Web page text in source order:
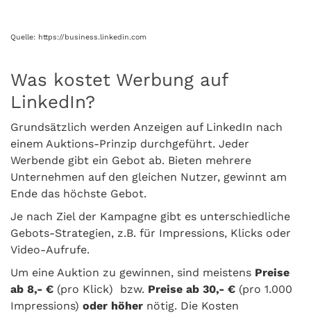
Quelle: https://business.linkedin.com
Was kostet Werbung auf
LinkedIn?
Grundsätzlich werden Anzeigen auf LinkedIn nach
einem Auktions-Prinzip durchgeführt. Jeder
Werbende gibt ein Gebot ab. Bieten mehrere
Unternehmen auf den gleichen Nutzer, gewinnt am
Ende das höchste Gebot.
Je nach Ziel der Kampagne gibt es unterschiedliche
Gebots-Strategien, z.B. für Impressions, Klicks oder
Video-Aufrufe.
Um eine Auktion zu gewinnen, sind meistens Preise
ab 8,- € (pro Klick) bzw. Preise ab 30,- € (pro 1.000
Impressions) oder höher nötig. Die Kosten